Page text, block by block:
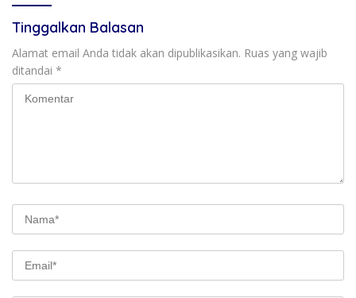
Tinggalkan Balasan
Alamat email Anda tidak akan dipublikasikan. Ruas yang wajib
ditandai *